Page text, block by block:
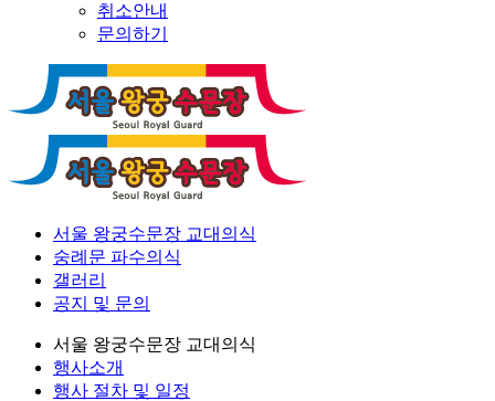
취소안내
문의하기
서울 왕궁수문장 교대의식
숭례문 파수의식
갤러리
공지 및 문의
서울 왕궁수문장 교대의식
행사소개
행사 절차 및 일정